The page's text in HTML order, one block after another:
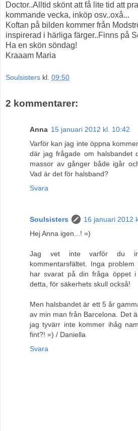
Doctor..Alltid skönt att få lite tid att
kommande vecka, inköp osv..oxå...
Koftan på bilden kommer från
inspirerad i härliga färger..Finns på
Ha en skön söndag!
Kraaam Maria
Soulsisters kl. 09:50
2 kommentarer:
Anna 15 januari 2012 kl. 10:42
Varför kan jag inte öppna
där jag frågade om halsbandet
massor av gånger både igår
Vad är det för halsband?
Svara
Soulsisters
16 januari 2012
Hej Anna igen...! =)
Jag vet inte varför du
kommentarsfältet. Inga
har svarat på din fråga öppet
detta, för säkerhets skull också!
Men halsbandet är ett 5 år
av min man från Barcelona. Det
jag tyvärr inte kommer ihåg
fint?! =) / Daniella
Svara